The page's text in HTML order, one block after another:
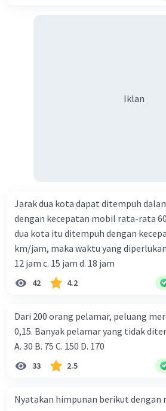
Iklan
Jarak dua kota dapat ditempuh
dengan kecepatan mobil rata-rata
dua kota itu ditempuh dengan
km/jam, maka waktu yang diperlukan adalah
12 jam c. 15 jam d. 18 jam
42 4.2
Dari 200 orang pelamar, peluang
0,15. Banyak pelamar yang tidak
A. 30 B. 75 C. 150 D. 170
33 2.5
Nyatakan himpunan berikut dengan